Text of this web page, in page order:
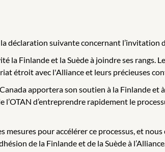
suivante concernant l’invitation
la Finlande et la Suède à joindre ses rangs.
étroit avec l'Alliance et leurs précieuses
apportera son soutien à la Finlande
d’entreprendre rapidement le
mesures pour accélérer ce processus, et
de la Finlande et de la Suède à l’Alliance.